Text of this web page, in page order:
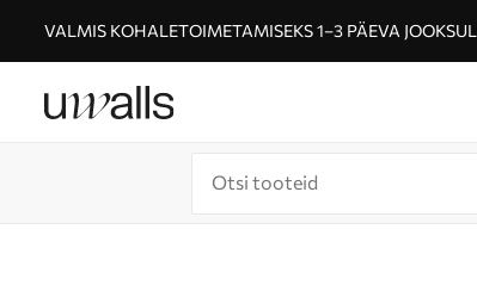
VALMIS KOHALETOIMETAMISEKS 1–3 PÄEVA JOOKSUL